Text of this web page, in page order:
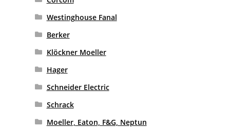
Westinghouse Fanal
Berker
Klöckner Moeller
Hager
Schneider Electric
Schrack
Moeller, Eaton, F&G, Neptun